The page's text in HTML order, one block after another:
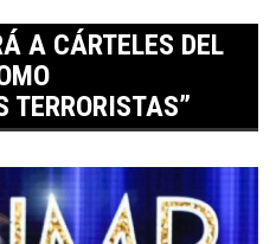
A CÁRTELES DEL
TERRORISTAS”